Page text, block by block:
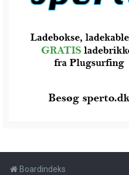
Boardindeks